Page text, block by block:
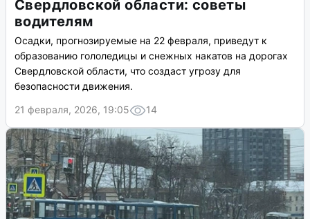
Свердловской области: советы
водителям
Осадки, прогнозируемые на 22 февраля, приведут к
образованию гололедицы и снежных накатов на дорогах
Свердловской области, что создаст угрозу для
безопасности движения.
21 февраля, 2026, 19:05
14